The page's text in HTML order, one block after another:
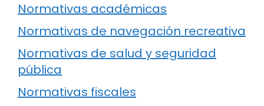
Normativas académicas
Normativas de navegación recreativa
Normativas de salud y seguridad
pública
Normativas fiscales